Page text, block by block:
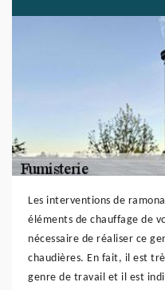
Les interventions de
éléments de chauffage de
nécessaire de réaliser ce
chaudières. En fait, il est
genre de travail et il est